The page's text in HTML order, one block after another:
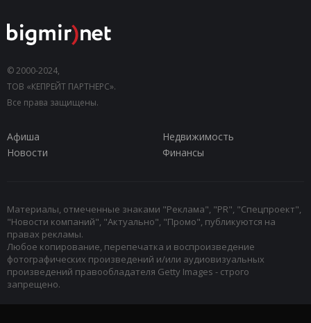
© 2000-2024,
ТОВ «КЕПРЕЙТ ПАРТНЕРС».
Все права защищены.
Афиша
Недвижимость
Новости
Финансы
Материалы, отмеченные знаками "Реклама", "PR", "Спецпроект",
"Новости компаний", "Актуально", "Промо", публикуются на
правах рекламы.
Любое копирование, перепечатка и воспроизведение
фотографических произведений и/или аудиовизуальных
произведений правообладателя Getty Images - строго
запрещено.